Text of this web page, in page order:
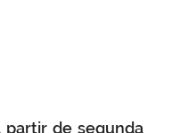
partir de segunda